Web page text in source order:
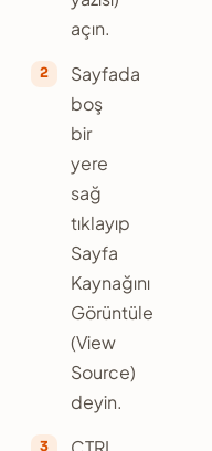
açın.
Sayfada
boş
bir
yere
sağ
tıklayıp
Sayfa
Kaynağını
Görüntüle
(View
Source)
deyin.